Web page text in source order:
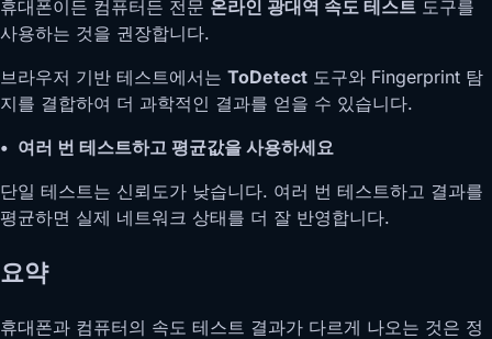
휴대폰이든 컴퓨터든 전문 온라인 광대역 속도 테스트 도구를
사용하는 것을 권장합니다.
브라우저 기반 테스트에서는 ToDetect 도구와 Fingerprint 탐
지를 결합하여 더 과학적인 결과를 얻을 수 있습니다.
• 여러 번 테스트하고 평균값을 사용하세요
단일 테스트는 신뢰도가 낮습니다. 여러 번 테스트하고 결과를
평균하면 실제 네트워크 상태를 더 잘 반영합니다.
요약
휴대폰과 컴퓨터의 속도 테스트 결과가 다르게 나오는 것은 정